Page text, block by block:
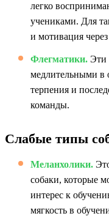
легко
учениками. Для
и мотивация
Флегматики. Эти
медлительными в
терпения и
команды.
Слабые типы
Меланхолики.
собаки, которые
интерес к
мягкость в